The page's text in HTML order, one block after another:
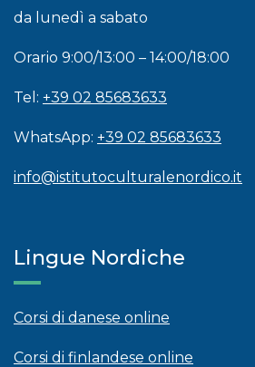
da lunedì a sabato
Orario 9:00/13:00 – 14:00/18:00
Tel: +39 02 85683633
WhatsApp: +39 02 85683633
info@istitutoculturalenordico.it
Lingue Nordiche
Corsi di danese online
Corsi di finlandese online